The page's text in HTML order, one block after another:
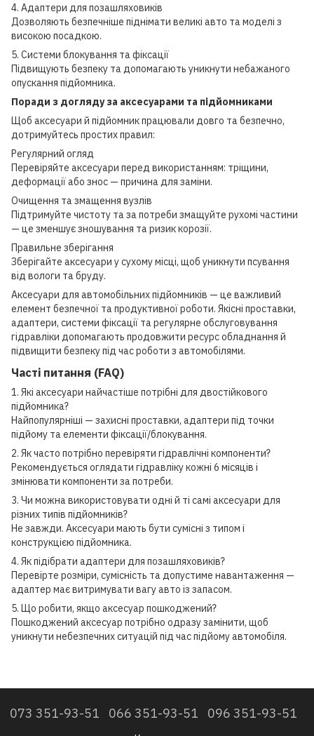
4. Адаптери для позашляховиків
Дозволяють безпечніше піднімати великі авто та моделі з
високою посадкою.
5. Системи блокування та фіксації
Підвищують безпеку та допомагають уникнути небажаного
опускання підйомника.
Поради з догляду за аксесуарами та підйомниками
Щоб аксесуари й підйомник працювали довго та безпечно,
дотримуйтесь простих правил:
Регулярний огляд
Перевіряйте аксесуари перед використанням: тріщини,
деформації або знос — причина для заміни.
Очищення та змащення вузлів
Підтримуйте чистоту та за потреби змащуйте рухомі частини
— це зменшує зношування та ризик корозії.
Правильне зберігання
Зберігайте аксесуари у сухому місці, щоб уникнути псування
від вологи та бруду.
Аксесуари для автомобільних підйомників — це важливий
елемент безпечної та продуктивної роботи. Якісні проставки,
адаптери, системи фіксації та регулярне обслуговування
гідравліки допомагають продовжити ресурс обладнання й
підвищити безпеку під час роботи з автомобілями.
Часті питання (FAQ)
1. Які аксесуари найчастіше потрібні для двостійкового
підйомника?
Найпопулярніші — захисні проставки, адаптери під точки
підйому та елементи фіксації/блокування.
2. Як часто потрібно перевіряти гідравлічні компоненти?
Рекомендується оглядати гідравліку кожні 6 місяців і
змінювати компоненти за потреби.
3. Чи можна використовувати одні й ті самі аксесуари для
різних типів підйомників?
Не завжди. Аксесуари мають бути сумісні з типом і
конструкцією підйомника.
4. Як підібрати адаптери для позашляховиків?
Перевірте розміри, сумісність та допустиме навантаження —
адаптер має витримувати вагу авто із запасом.
5. Що робити, якщо аксесуар пошкоджений?
Пошкоджений аксесуар потрібно одразу замінити, щоб
уникнути небезпечних ситуацій під час підйому автомобіля.
073 351-93-51 066 351-93-51 096 351-93-51